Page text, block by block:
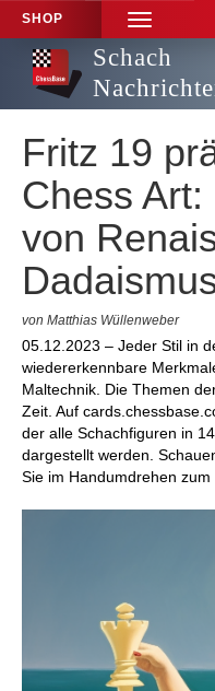
SHOP
TOGGLE
NAVIGATION
Schach
Fritz 19
Chess
von
von Matthias Wüllenweber
05.12.2023 – Jeder Stil in
wiedererkennbare
Maltechnik. Die Themen
Zeit. Auf
der alle Schachfiguren in
dargestellt werden.
Sie im Handumdrehen zum